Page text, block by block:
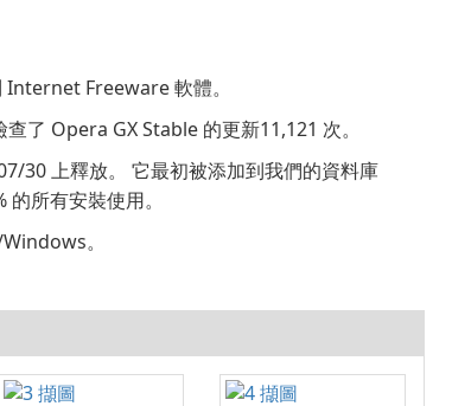
Internet Freeware 軟體。
了 Opera GX Stable 的更新11,121 次。
30 上釋放。 它最初被添加到我們的資料庫
所有安裝使用。
。